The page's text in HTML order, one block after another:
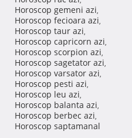
Horoscop gemeni azi,
Horoscop fecioara azi,
Horoscop taur azi,
Horoscop capricorn azi,
Horoscop scorpion azi,
Horoscop sagetator azi,
Horoscop varsator azi,
Horoscop pesti azi,
Horoscop leu azi,
Horoscop balanta azi,
Horoscop berbec azi,
Horoscop saptamanal